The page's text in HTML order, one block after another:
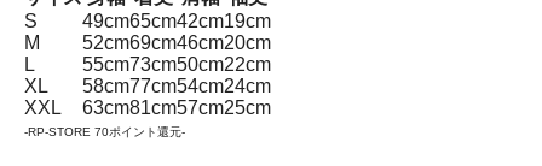
S
49cm65cm42cm19cm
M
52cm69cm46cm20cm
L
55cm73cm50cm22cm
XL
58cm77cm54cm24cm
XXL
63cm81cm57cm25cm
-RP-STORE 70ポイント還元-